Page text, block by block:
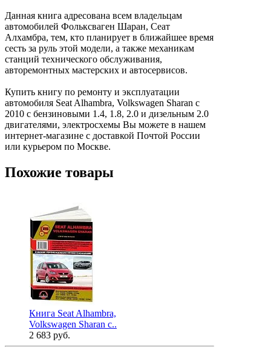
Данная книга адресована всем владельцам
автомобилей Фольксваген Шаран, Сеат
Алхамбра, тем, кто планирует в ближайшее время
сесть за руль этой модели, а также механикам
станций технического обслуживания,
авторемонтных мастерских и автосервисов.
Купить книгу по ремонту и эксплуатации
автомобиля Seat Alhambra, Volkswagen Sharan с
2010 с бензиновыми 1.4, 1.8, 2.0 и дизельным 2.0
двигателями, электросхемы Вы можете в нашем
интернет-магазине с доставкой Почтой России
или курьером по Москве.
Похожие товары
Книга Seat Alhambra,
Volkswagen Sharan с..
2 683 руб.